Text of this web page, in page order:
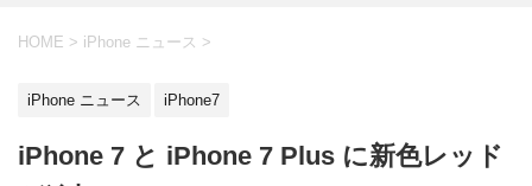
HOME > iPhone ニュース >
iPhone ニュース iPhone7
iPhone 7 と iPhone 7 Plus に新色レッド